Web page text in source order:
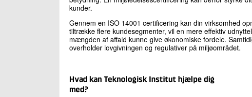
kunder.
Gennem en ISO 14001 certificering kan din virksomhed
tiltrække flere kundesegmenter, vil en mere effektiv
mængden af affald kunne give økonomiske fordele.
overholder lovgivningen og regulativer på miljøområdet.
Hvad kan Teknologisk Institut hjælpe dig
med?